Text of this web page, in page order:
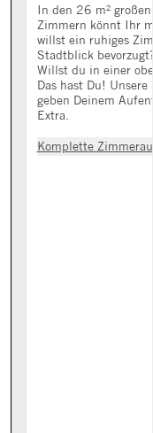
In den 26 m²
Zimmern könnt Ihr
willst ein ruhiges
Stadtblick
Willst du in einer
Das hast Du!
geben Deinem
Extra.
Komplette